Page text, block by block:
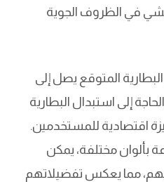
في الظروف الجوية
المتوقع يصل إلى
إلى استبدال البطارية
اقتصادية للمستخدمين.
بألوان مختلفة، يمكن
مما يعكس تفضيلاتهم